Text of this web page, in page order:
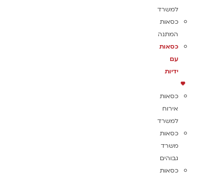
למשרד
כסאות
המתנה
כסאות
עם
ידיות
כסאות
אירוח
למשרד
כסאות
משרד
גבוהים
כסאות